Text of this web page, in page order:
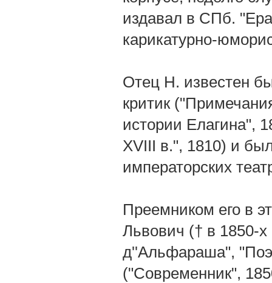
издавал в СПб.
карикатурно-
Отец Н. известен
критик
истории Елагина",
XVIII в.", 1810) и
императорских
Преемником его в
Львович († в 1850-х
д''Альфараша",
("Современник",